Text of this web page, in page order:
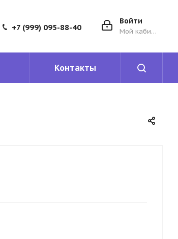
Войти
Мой кабинет
+7 (999) 095-88-40
Контакты